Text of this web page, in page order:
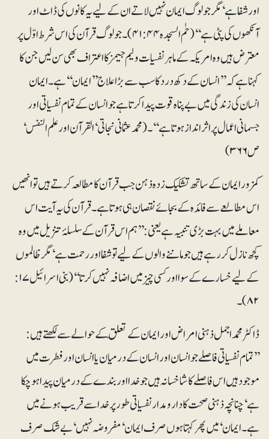
اور شفا ہے‘ مگر جو لوگ ایمان نہیں لاتے ان کے لیے یہ کانوں کی ڈاٹ اور
آنکھوں کی پٹی ہے‘‘ (حٰم السجدہ۴۱:۴۴)۔ جو لوگ قرآن کی اس شرط اوّل پر
معترض ہیں وہ امریکہ کے ماہر نفسیات ولیم جیمز کا اعتراف بھی سن لیں جن کا
کہنا ہے کہ ’’انسان کے دکھ درد کا سب سے بڑا علاج ’’ایمان‘‘ ہے۔ ایمان
انسان کی زندگی میں بے پناہ قوت پیدا کرتا ہے جو انسان کے تمام نفسیاتی اور
جسمانی اعمال پر اثرانداز ہوتا ہے‘‘۔ (محمد عثمانی نجاتی‘ القرآن اور علم النفس‘
ص ۳۶۶)
کمزور ایمان کے ساتھ تشکیک زدہ ذہن جب قرآن کا مطالعہ کرتے ہیں تو انھیں
اس مطالعے سے فائدہ کے بجائے نقصان ہی ہوتا ہے۔ قرآن کی یہ آیت اس
معاملے میں بہت بڑی تنبیہ ہے یعنی: ’’ہم اس قرآن کے سلسلۂ تنزیل میں وہ
کچھ نازل کر رہے ہیں جو ماننے والوں کے لیے تو شفا اور رحمت ہے‘مگر ظالموں
کے لیے خسارے کے سوا اور کسی چیز میں اضافہ نہیں کرتا‘‘ (بنی اسرائیل ۱۷:
۸۲)۔
ڈاکٹر محمد اجمل ذہنی امراض اور ایمان کے تعلّق کے حوالے سے لکھتے ہیں:
’’تمام نفسیاتی فاصلے جو انسان اور انسان کے درمیان یا انسان اور فطرت میں
موجود ہیں اس فاصلے کا شاخسانہ ہیں جو خدا اور بندے کے درمیان پیدا ہو چکا
ہے ‘ چنانچہ ذہنی صحت کا دارومدار نفسیاتی طور پر خدا سے قریب ہونے میں
ہے۔ ایمان‘ میں پھر کہتا ہوں صرف ایمان‘ مفروضہ نہیں‘ بے شک صرف